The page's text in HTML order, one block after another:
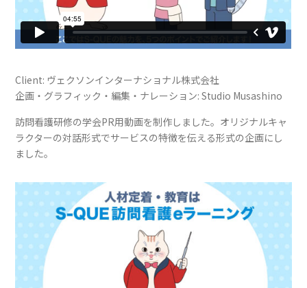
Client: ヴェクソンインターナショナル株式会社
企画・グラフィック・編集・ナレーション: Studio Musashino
訪問看護研修の学会PR用動画を制作しました。オリジナルキャ
ラクターの対話形式でサービスの特徴を伝える形式の企画にし
ました。